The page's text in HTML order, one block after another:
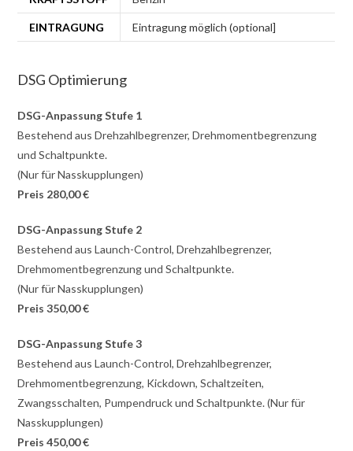
EINTRAGUNG Eintragung möglich (optional]
DSG Optimierung
DSG-Anpassung Stufe 1
Bestehend aus Drehzahlbegrenzer, Drehmomentbegrenzung
und Schaltpunkte.
(Nur für Nasskupplungen)
Preis 280,00 €
DSG-Anpassung Stufe 2
Bestehend aus Launch-Control, Drehzahlbegrenzer,
Drehmomentbegrenzung und Schaltpunkte.
(Nur für Nasskupplungen)
Preis 350,00 €
DSG-Anpassung Stufe 3
Bestehend aus Launch-Control, Drehzahlbegrenzer,
Drehmomentbegrenzung, Kickdown, Schaltzeiten,
Zwangsschalten, Pumpendruck und Schaltpunkte. (Nur für
Nasskupplungen)
Preis 450,00 €